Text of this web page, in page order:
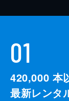
01
420,000 本
最新レンタ